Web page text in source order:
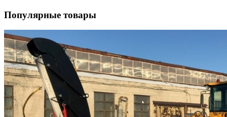
Популярные товары